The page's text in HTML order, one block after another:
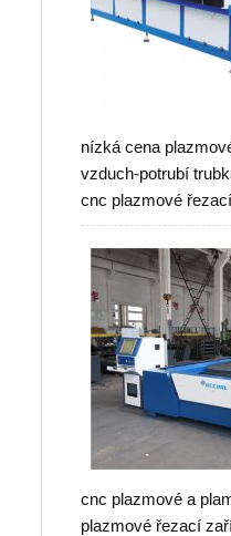
nízká cena
vzduch-potrubí
cnc plazmové
cnc plazmové a
plazmové řezací